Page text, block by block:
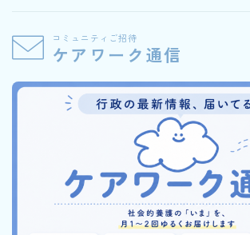
コミュニティご招待
ケアワーク通信